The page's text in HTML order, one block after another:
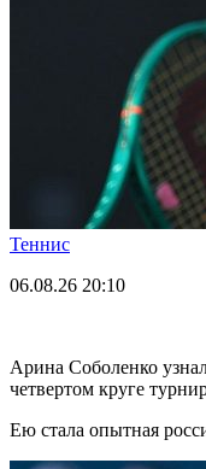
Теннис
06.08.26 20:10
Арина Соболенко
четвертом круге
Ею стала опытная